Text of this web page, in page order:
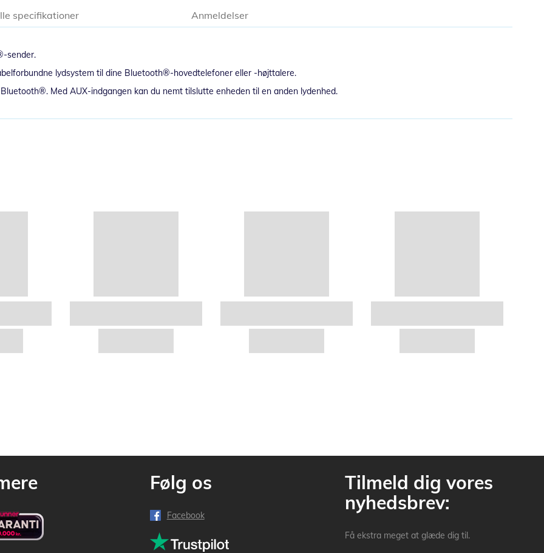
sender.
lydsystem til dine Bluetooth®-hovedtelefoner eller -højttalere.
Med AUX-indgangen kan du nemt tilslutte enheden til en anden lydenhed.
specifikationer Anmeldelser
Følg os
Facebook
Tilmeld dig vores
nyhedsbrev:
Få ekstra meget at glæde dig til.